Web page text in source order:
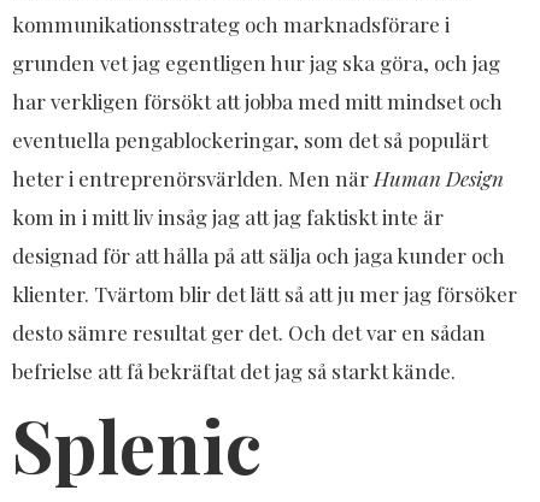
kommunikationsstrateg och marknadsförare i
grunden vet jag egentligen hur jag ska göra, och jag
har verkligen försökt att jobba med mitt mindset och
eventuella pengablockeringar, som det så populärt
heter i entreprenörsvärlden. Men när Human Design
kom in i mitt liv insåg jag att jag faktiskt inte är
designad för att hålla på att sälja och jaga kunder och
klienter. Tvärtom blir det lätt så att ju mer jag försöker
desto sämre resultat ger det. Och det var en sådan
befrielse att få bekräftat det jag så starkt kände.
Splenic